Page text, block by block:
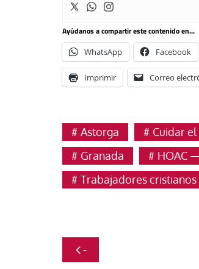
Ayúdanos a compartir este contenido en...
WhatsApp Facebook
Imprimir Correo
Astorga Cuidar
Granada
HOAC
Trabajadores cristianos
Navegación
de -